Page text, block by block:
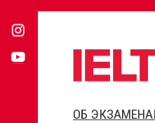
ОБ